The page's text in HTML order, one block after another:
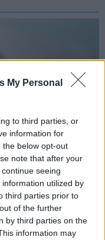
My Personal
to third parties, or
information for
the below opt-out
note that after your
seeing
utilized by
third parties prior to
of the further
by third parties on the
information may
a Predator:
yautják, és